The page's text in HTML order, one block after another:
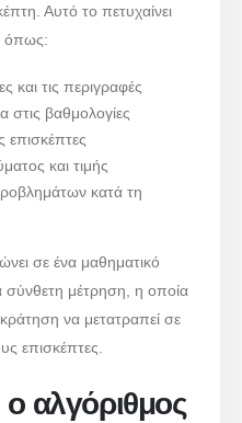
Αυτό το πετυχαίνει
όπως:
και τις περιγραφές
στις βαθμολογίες
επισκέπτες
και τιμής
κατά τη
σε ένα μαθηματικό
σύνθετη μέτρηση, η οποία
κράτηση να μετατραπεί σε
επισκέπτες.
ο αλγόριθμος